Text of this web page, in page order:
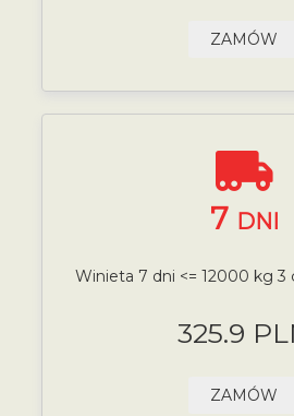
ZAMÓW
7 DNI
Winieta 7 dni <= 12000 kg 3
325.9
ZAMÓW